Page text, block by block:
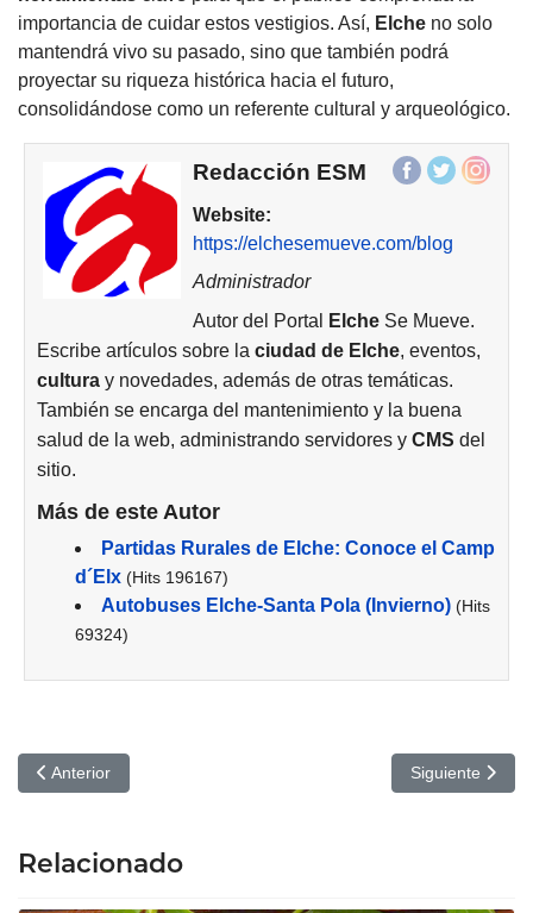
importancia de cuidar estos vestigios. Así, Elche no solo
mantendrá vivo su pasado, sino que también podrá
proyectar su riqueza histórica hacia el futuro,
consolidándose como un referente cultural y arqueológico.
Redacción ESM
Website:
https://elchesemueve.com/blog
Administrador
Autor del Portal
ElcheSe Mueve.
Escribe artículos sobre la ciudad de Elche, eventos,
cultura y novedades, además de otras temáticas.
También se encarga del mantenimiento y la buena
salud de la web, administrando servidores y CMS del
sitio.
Más de este Autor
Partidas Rurales de Elche: Conoce el Camp
d´Elx (Hits 196167)
Autobuses Elche-Santa Pola (Invierno) (Hits
69324)
Artículo anterior: Elche como ciudad universitaria:
Anterior Artículo
Siguiente
Relacionado